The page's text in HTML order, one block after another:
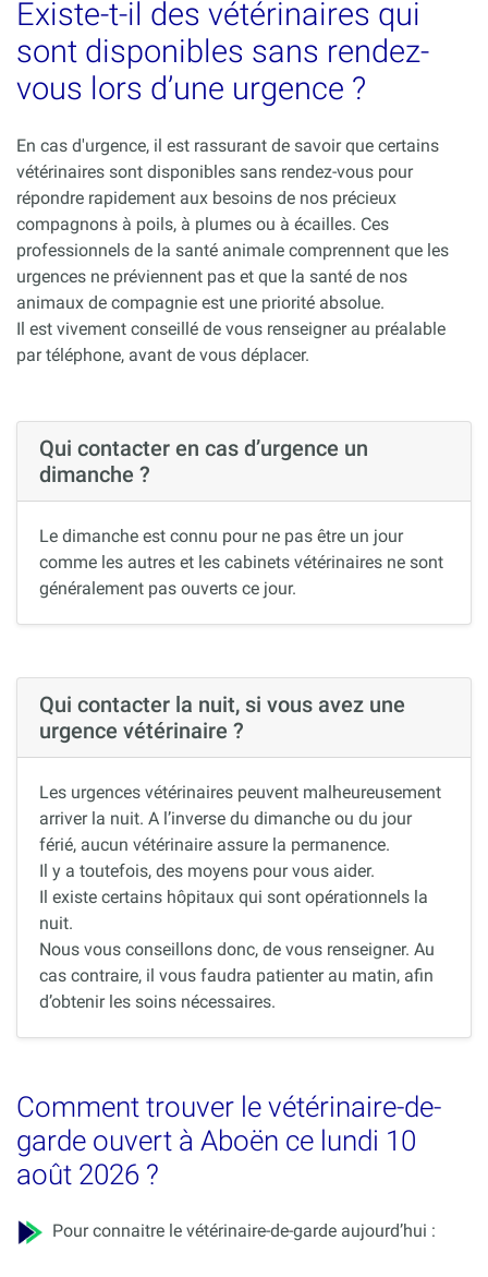
Existe-t-il des vétérinaires qui
sont disponibles sans rendez-
vous lors d’une urgence ?
En cas d'urgence, il est rassurant de savoir que certains
vétérinaires sont disponibles sans rendez-vous pour
répondre rapidement aux besoins de nos précieux
compagnons à poils, à plumes ou à écailles. Ces
professionnels de la santé animale comprennent que les
urgences ne préviennent pas et que la santé de nos
animaux de compagnie est une priorité absolue.
Il est vivement conseillé de vous renseigner au préalable
par téléphone, avant de vous déplacer.
Qui contacter en cas d’urgence un
dimanche ?
Le dimanche est connu pour ne pas être un jour
comme les autres et les cabinets vétérinaires ne sont
généralement pas ouverts ce jour.
Qui contacter la nuit, si vous avez une
urgence vétérinaire ?
Les urgences vétérinaires peuvent malheureusement
arriver la nuit. A l’inverse du dimanche ou du jour
férié, aucun vétérinaire assure la permanence.
Il y a toutefois, des moyens pour vous aider.
Il existe certains hôpitaux qui sont opérationnels la
nuit.
Nous vous conseillons donc, de vous renseigner. Au
cas contraire, il vous faudra patienter au matin, afin
d’obtenir les soins nécessaires.
Comment trouver le vétérinaire-de-
garde ouvert à Aboën ce lundi 10
août 2026 ?
Pour connaitre le vétérinaire-de-garde aujourd’hui :